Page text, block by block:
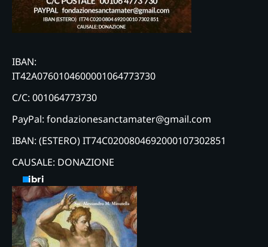
IBAN:
IT42A0760104600001064773730
C/C: 001064773730
PayPal: fondazionesanctamater@gmail.com
IBAN: (ESTERO) IT74C0200804692000107302851
CAUSALE: DONAZIONE
Libri